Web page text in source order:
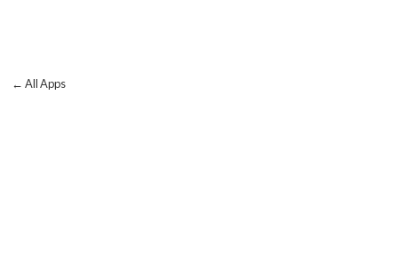
← All Apps